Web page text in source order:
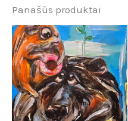
Panašūs produktai